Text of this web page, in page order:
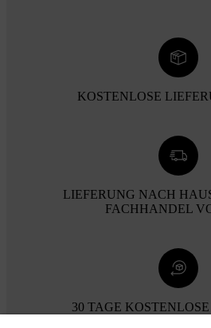
KOSTENLOSE
LIEFERUNG NACH
FACHHANDEL
30 TAGE